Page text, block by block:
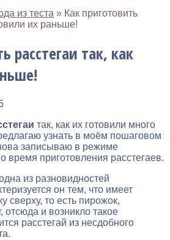
из теста » Как приготовить
их раньше!
расстегаи так, как
так, как их готовили много
узнать в моём пошаговом
записываю в режиме
время приготовления расстегаев.
из разновидностей
он тем, что имеет
сверху, то есть пирожок,
отсюда и возникло такое
расстегай из несдобного